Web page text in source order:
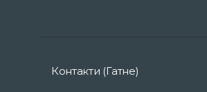
Контакти (Гатне)